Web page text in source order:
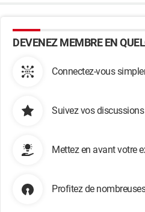
DEVENEZ MEMBRE EN
Connectez-vous
Suivez vos
Mettez en avant votre
Profitez de